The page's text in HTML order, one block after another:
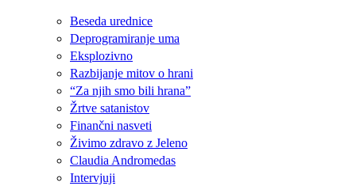
Beseda urednice
Deprogramiranje uma
Eksplozivno
Razbijanje mitov o hrani
“Za njih smo bili hrana”
Žrtve satanistov
Finančni nasveti
Živimo zdravo z Jeleno
Claudia Andromedas
Intervjuji